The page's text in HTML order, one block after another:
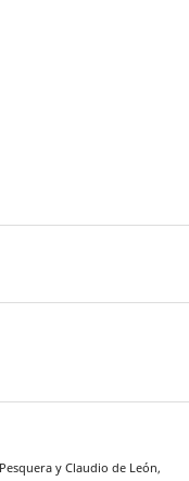
y Claudio de León,